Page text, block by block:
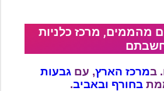
מהממים, מרכז כלניות
במרכז הארץ, עם גבעות
בחורף ובאביב.